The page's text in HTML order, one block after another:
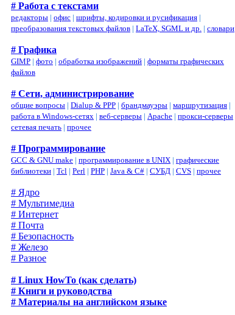
# Работа с текстами
редакторы | офис | шрифты, кодировки и русификация |
преобразования текстовых файлов | LaTeX, SGML и др. | словари
# Графика
GIMP | фото | обработка изображений | форматы графических
файлов
# Сети, администрирование
общие вопросы | Dialup & PPP | брандмауэры | маршрутизация |
работа в Windows-сетях | веб-серверы | Apache | прокси-серверы
сетевая печать | прочее
# Программирование
GCC & GNU make | программирование в UNIX | графические
библиотеки | Tcl | Perl | PHP | Java & C# | СУБД | CVS | прочее
# Ядро
# Мультимедиа
# Интернет
# Почта
# Безопасность
# Железо
# Разное
# Linux HowTo (как сделать)
# Книги и руководства
# Материалы на английском языке